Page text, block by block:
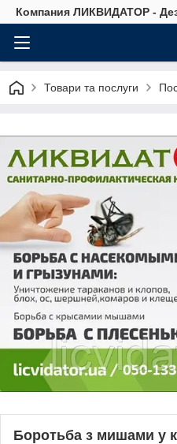
Компания ЛИКВИДАТОР -
Товари та послуги
Боротьба з мишами у